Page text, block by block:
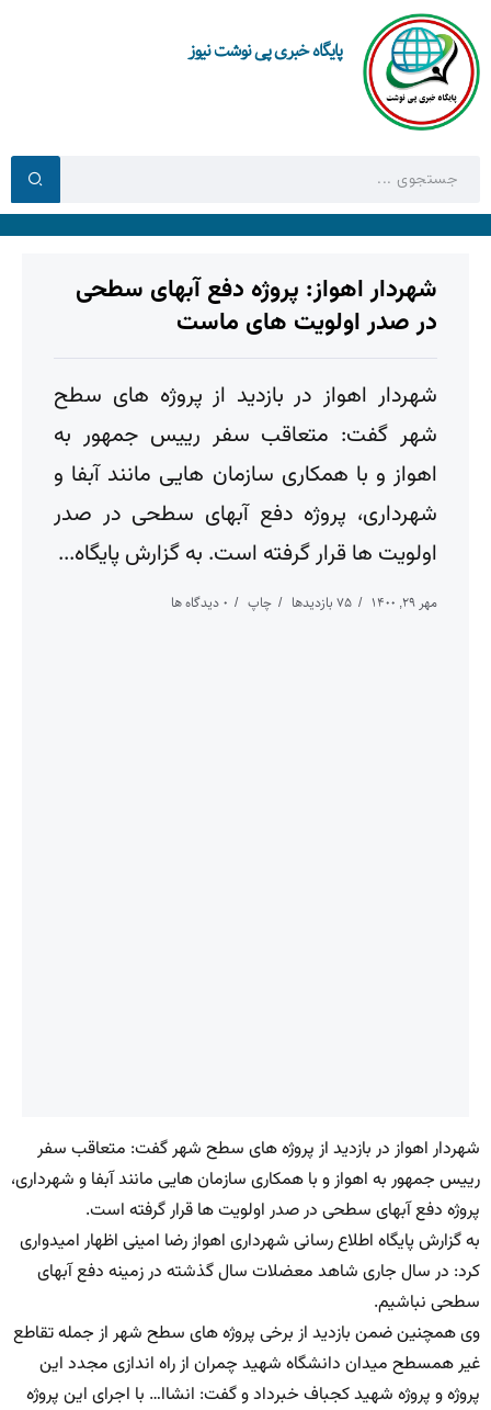
پایگاه خبری پی نوشت نیوز
شهردار اهواز: پروژه دفع آبهای سطحی
در صدر اولویت های ماست
شهردار اهواز در بازدید از پروژه های سطح
شهر گفت: متعاقب سفر رییس جمهور به
اهواز و با همکاری سازمان هایی مانند آبفا و
شهرداری، پروژه دفع آبهای سطحی در صدر
اولویت ها قرار گرفته است. به گزارش پایگاه...
مهر ۲۹, ۱۴۰۰ 75 بازدیدها چاپ 0 دیدگاه ها
شهردار اهواز در بازدید از پروژه های سطح شهر گفت: متعاقب سفر
رییس جمهور به اهواز و با همکاری سازمان هایی مانند آبفا و شهرداری،
پروژه دفع آبهای سطحی در صدر اولویت ها قرار گرفته است.
به گزارش پایگاه اطلاع رسانی شهرداری اهواز رضا امینی اظهار امیدواری
کرد: در سال جاری شاهد معضلات سال گذشته در زمینه دفع آبهای
سطحی نباشیم.
وی همچنین ضمن بازدید از برخی پروژه های سطح شهر از جمله تقاطع
غیر همسطح میدان دانشگاه شهید چمران از راه اندازی مجدد این
پروژه و پروژه شهید کجباف خبرداد و گفت: انشاا… با اجرای این پروژه